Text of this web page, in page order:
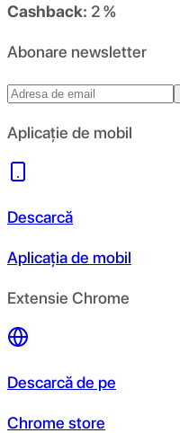
Cashback: 2 %
Abonare newsletter
Aplicație de mobil
Descarcă
Aplicația de mobil
Extensie Chrome
Descarcă de pe
Chrome store